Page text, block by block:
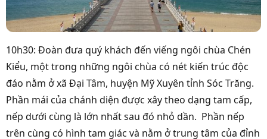
10h30: Đoàn đưa quý khách đến viếng ngôi chùa Chén
Kiểu, một trong những ngôi chùa có nét kiến trúc độc
đáo nằm ở xã Đại Tâm, huyện Mỹ Xuyên tỉnh Sóc Trăng.
Phần mái của chánh diện được xây theo dạng tam cấp,
nếp dưới cùng là lớn nhất sau đó nhỏ dần. Phần nếp
trên cùng có hình tam giác và nằm ở trung tâm của đỉnh